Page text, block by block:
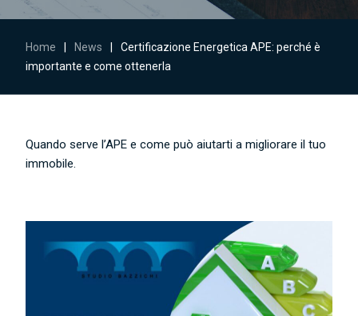
Home News
Certificazione Energetica APE: perché è
importante e come ottenerla
Quando serve l’APE e come può aiutarti a migliorare il tuo
immobile.